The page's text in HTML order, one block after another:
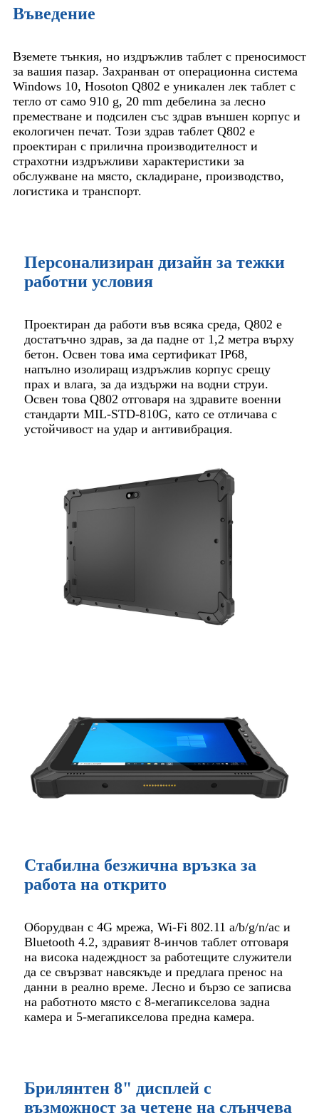
Въведение
Вземете тънкия, но издръжлив таблет с преносимост
за вашия пазар. Захранван от операционна система
Windows 10, Hosoton Q802 е уникален лек таблет с
тегло от само 910 g, 20 mm дебелина за лесно
преместване и подсилен със здрав външен корпус и
екологичен печат. Този здрав таблет Q802 е
проектиран с прилична производителност и
страхотни издръжливи характеристики за
обслужване на място, складиране, производство,
логистика и транспорт.
Персонализиран дизайн за тежки
работни условия
Проектиран да работи във всяка среда, Q802 е
достатъчно здрав, за да падне от 1,2 метра върху
бетон. Освен това има сертификат IP68,
напълно изолиращ издръжлив корпус срещу
прах и влага, за да издържи на водни струи.
Освен това Q802 отговаря на здравите военни
стандарти MIL-STD-810G, като се отличава с
устойчивост на удар и антивибрация.
Стабилна безжична връзка за
работа на открито
Оборудван с 4G мрежа, Wi-Fi 802.11 a/b/g/n/ac и
Bluetooth 4.2, здравият 8-инчов таблет отговаря
на висока надеждност за работещите служители
да се свързват навсякъде и предлага пренос на
данни в реално време. Лесно и бързо се записва
на работното място с 8-мегапикселова задна
камера и 5-мегапикселова предна камера.
Брилянтен 8" дисплей с
възможност за четене на слънчева